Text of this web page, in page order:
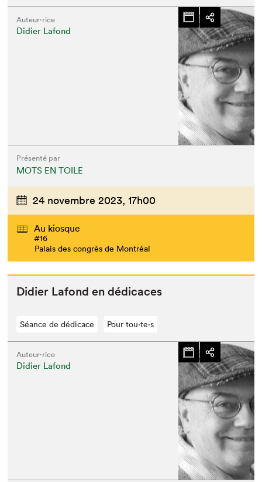
Auteur·rice
Didier Lafond
Présenté par
MOTS EN TOILE
24 novembre 2023, 17h00
Au kiosque
#16
Palais des congrès de Montréal
Didi­er Lafond en dédicaces
Séance de dédicace Pour tou⋅te⋅s
Auteur·rice
Didier Lafond